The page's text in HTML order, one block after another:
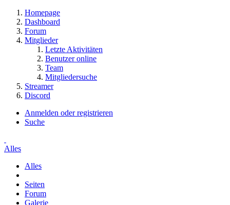
Homepage
Dashboard
Forum
Mitglieder
Letzte Aktivitäten
Benutzer online
Team
Mitgliedersuche
Streamer
Discord
Anmelden oder registrieren
Suche
Alles
Alles
Seiten
Forum
Galerie